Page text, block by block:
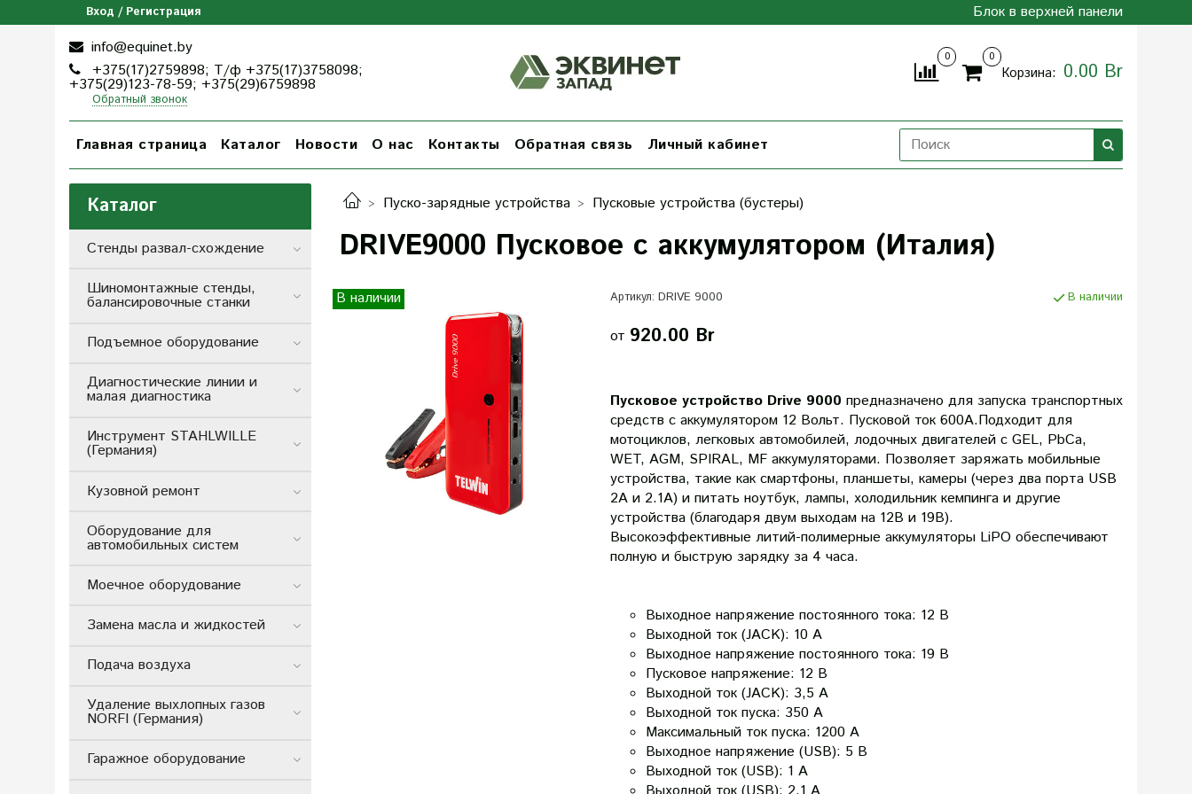
Вход / Регистрация
Блок в верхней панели
info@equinet.by
+375(17)2759898; Т/ф +375(17)3758098;
+375(29)123-78-59; +375(29)6759898
Обратный звонок
0 0
Корзина: 0.00 Br
Главная страница Каталог Новости О нас Контакты Обратная связь Личный кабинет
Пуско-зарядные устройства Пусковые устройства (бустеры)
DRIVE9000 Пусковое с аккумулятором (Италия)
В наличии Артикул: DRIVE 9000 В наличии
от 920.00 Br
Пусковое устройство Drive 9000 предназначено для запуска транспортных
средств с аккумулятором 12 Вольт. Пусковой ток 600А.Подходит для
мотоциклов, легковых автомобилей, лодочных двигателей с GEL, PbCa,
WET, AGM, SPIRAL, MF аккумуляторами. Позволяет заряжать мобильные
устройства, такие как смартфоны, планшеты, камеры (через два порта USB
2А и 2.1А) и питать ноутбук, лампы, холодильник кемпинга и другие
устройства (благодаря двум выходам на 12В и 19В).
Высокоэффективные литий-полимерные аккумуляторы LiPO обеспечивают
полную и быструю зарядку за 4 часа.
Выходное напряжение постоянного тока: 12 В
Выходной ток (JACK): 10 A
Выходное напряжение постоянного тока: 19 В
Пусковое напряжение: 12 В
Выходной ток (JACK): 3,5 А
Выходной ток пуска: 350 A
Максимальный ток пуска: 1200 A
Выходное напряжение (USB): 5 В
Выходной ток (USB): 1 A
Каталог
Стенды развал-схождение
Шиномонтажные стенды,
балансировочные станки
Подъемное оборудование
Диагностические линии и
малая диагностика
Инструмент STAHLWILLE
(Германия)
Кузовной ремонт
Оборудование для
автомобильных систем
Моечное оборудование
Замена масла и жидкостей
Подача воздуха
Удаление выхлопных газов
NORFI (Германия)
Гаражное оборудование